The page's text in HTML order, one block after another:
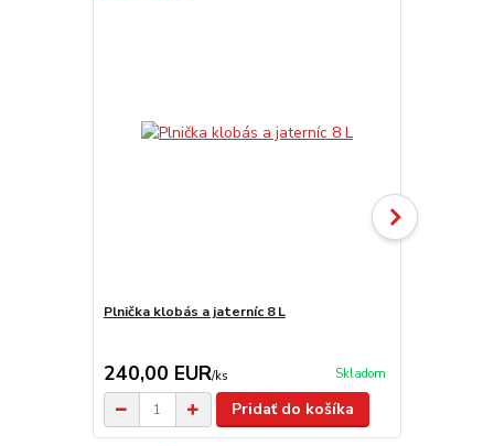
Plnička klobás a jaterníc 8 L
240,00 EUR/ks Skladom
Pridať do košíka